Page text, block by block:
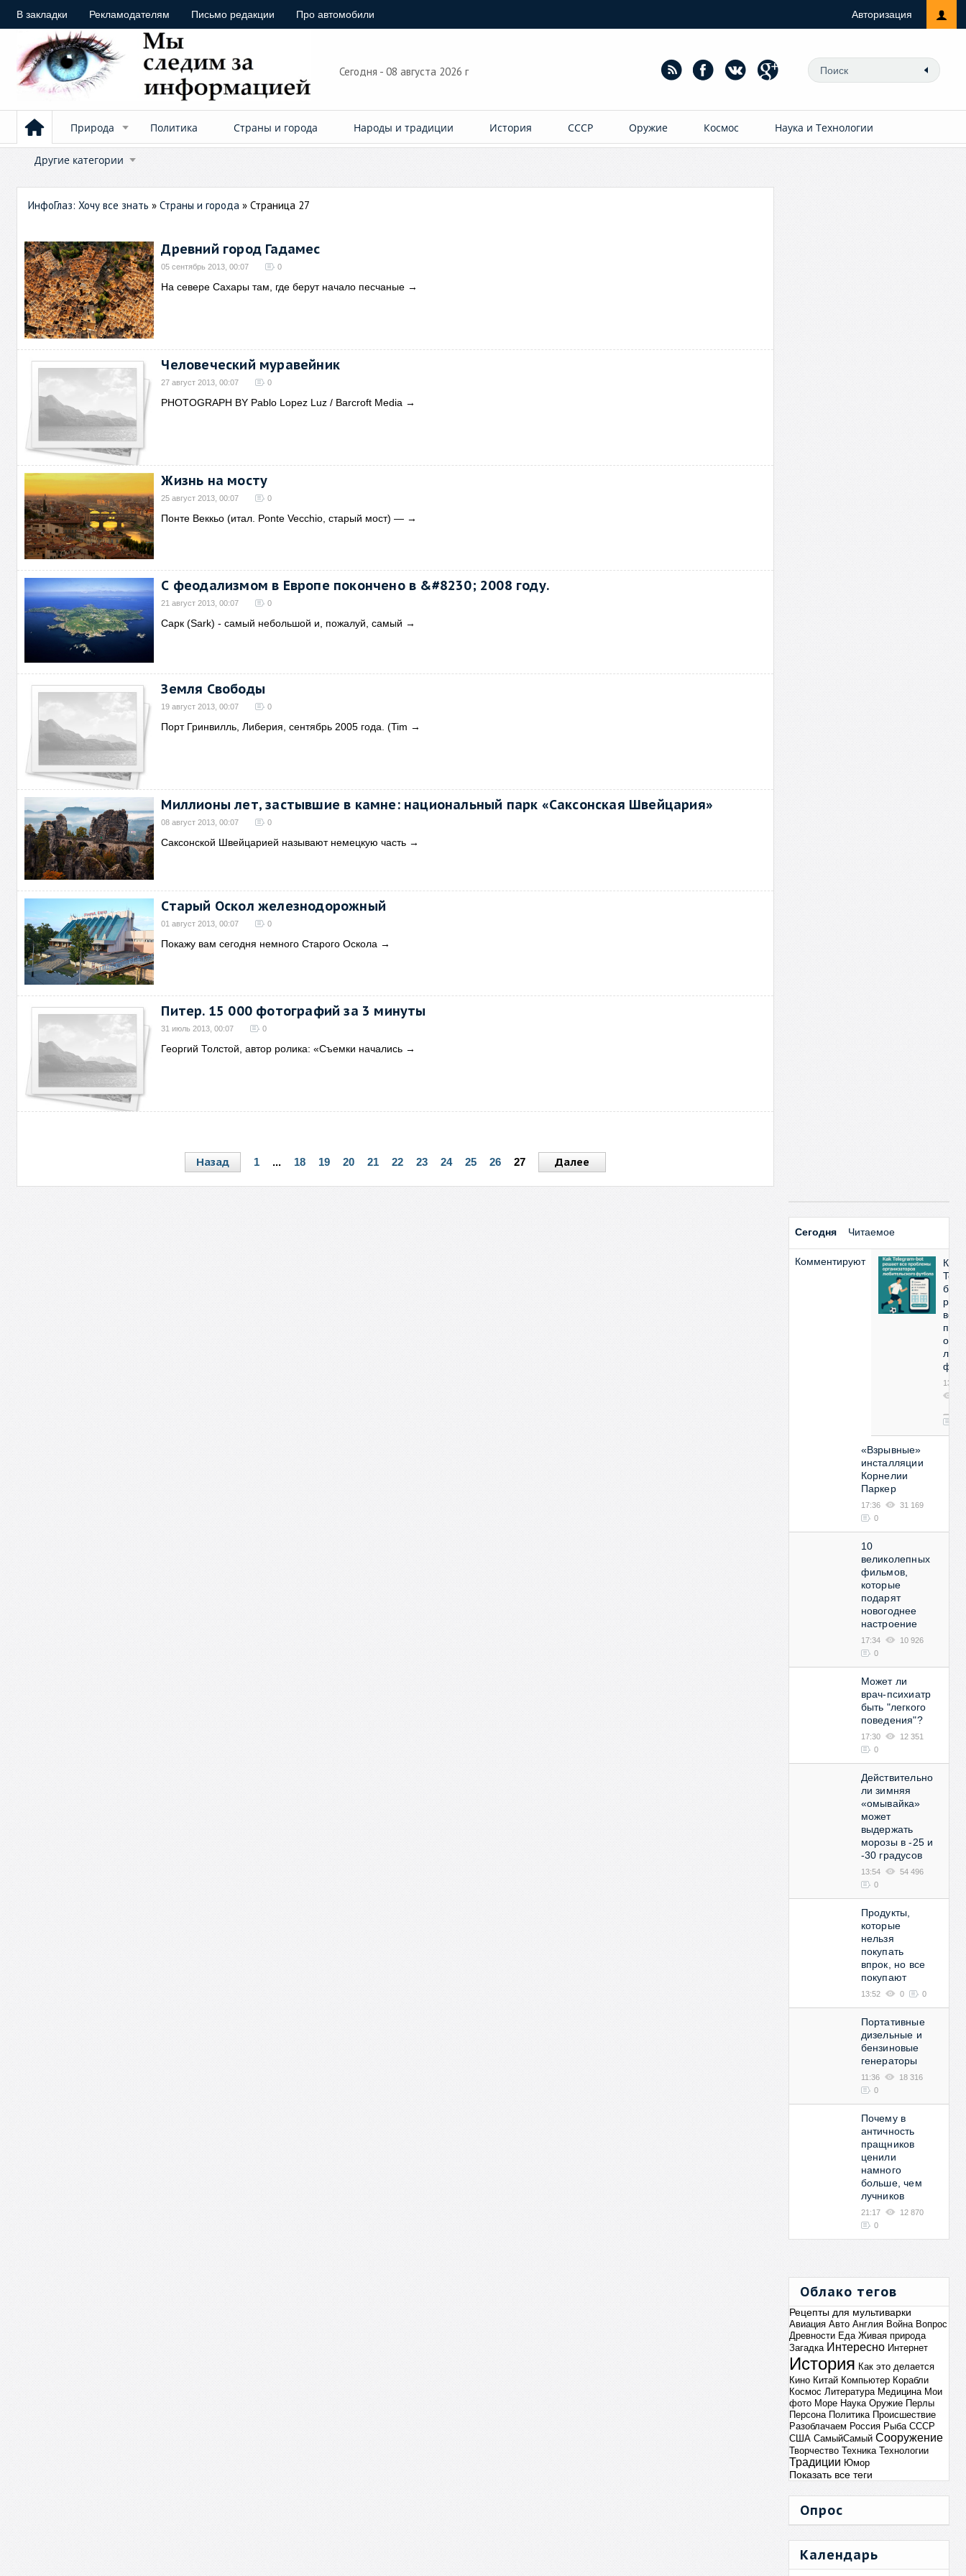
В закладки Рекламодателям Письмо редакции Про автомобили Авторизация
Сегодня - 08 августа 2026 г
Природа Политика Страны и города Народы и традиции История СССР Оружие Космос Наука и Технологии
Другие категории
ИнфоГлаз: Хочу все знать »Страны и города » Страница 27
Древний город Гадамес
05 сентябрь 2013, 00:07 0
На севере Сахары там, где берут начало песчаные →
Человеческий муравейник
27 август 2013, 00:07 0
PHOTOGRAPH BY Pablo Lopez Luz / Barcroft Media →
Жизнь на мосту
25 август 2013, 00:07 0
Понте Веккьо (итал. Ponte Vecchio, старый мост) — →
С феодализмом в Европе покончено в &#8230; 2008 году.
21 август 2013, 00:07 0
Сарк (Sark) - самый небольшой и, пожалуй, самый →
Земля Свободы
19 август 2013, 00:07 0
Порт Гринвилль, Либерия, сентябрь 2005 года. (Tim →
Миллионы лет, застывшие в камне: национальный парк «Саксонская Швейцария»
08 август 2013, 00:07 0
Саксонской Швейцарией называют немецкую часть →
Старый Оскол железнодорожный
01 август 2013, 00:07 0
Покажу вам сегодня немного Старого Оскола →
Питер. 15 000 фотографий за 3 минуты
31 июль 2013, 00:07 0
Георгий Толстой, автор ролика: «Съемки начались →
Назад 1 ... 18 19 20 21 22 23 24 25 26 27 Далее
Сегодня Читаемое
Комментируют
Как
бот
все
13:53
«Взрывные»
инсталляции
Корнелии
Паркер
17:36
31 169
0
10
великолепных
фильмов,
которые
подарят
новогоднее
настроение
17:34
10 926
0
Может ли
врач-психиатр
быть "легкого
поведения"?
17:30
12 351
0
Действительно
ли зимняя
«омывайка»
может
выдержать
морозы в -25 и
-30 градусов
13:54
54 496
0
Продукты,
которые
нельзя
покупать
впрок, но все
покупают
13:52 0 0
Портативные
дизельные и
бензиновые
генераторы
11:36
18 316
0
Почему в
античность
пращников
ценили
намного
больше, чем
лучников
21:17
12 870
0
Облако тегов
Рецепты для мультиварки
Авиация Авто Англия Война Вопрос
Древности Еда Живая природа
Загадка Интересно Интернет
История Как это делается
Кино Китай Компьютер Корабли
Космос Литература Медицина Мои
фото Море Наука Оружие Перлы
Персона Политика Происшествие
Разоблачаем Россия Рыба СССР
США СамыйСамый Сооружение
Творчество Техника Технологии
Традиции Юмор
Показать все теги
Опрос
Календарь